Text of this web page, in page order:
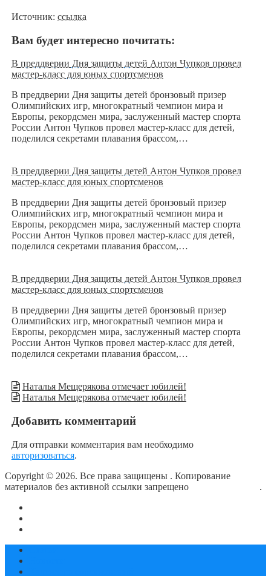
Источник: ссылка
Вам будет интересно почитать:
В преддверии Дня защиты детей Антон Чупков провел
мастер-класс для юных спортсменов
В преддверии Дня защиты детей бронзовый призер
Олимпийских игр, многократный чемпион мира и
Европы, рекордсмен мира, заслуженный мастер спорта
России Антон Чупков провел мастер-класс для детей,
поделился секретами плавания брассом,…
В преддверии Дня защиты детей Антон Чупков провел
мастер-класс для юных спортсменов
В преддверии Дня защиты детей бронзовый призер
Олимпийских игр, многократный чемпион мира и
Европы, рекордсмен мира, заслуженный мастер спорта
России Антон Чупков провел мастер-класс для детей,
поделился секретами плавания брассом,…
В преддверии Дня защиты детей Антон Чупков провел
мастер-класс для юных спортсменов
В преддверии Дня защиты детей бронзовый призер
Олимпийских игр, многократный чемпион мира и
Европы, рекордсмен мира, заслуженный мастер спорта
России Антон Чупков провел мастер-класс для детей,
поделился секретами плавания брассом,…
Наталья Мещерякова отмечает юбилей!
Наталья Мещерякова отмечает юбилей!
Добавить комментарий
Для отправки комментария вам необходимо
авторизоваться.
Copyright © 2026. Все права защищены . Копирование
материалов без активной ссылки запрещено
.